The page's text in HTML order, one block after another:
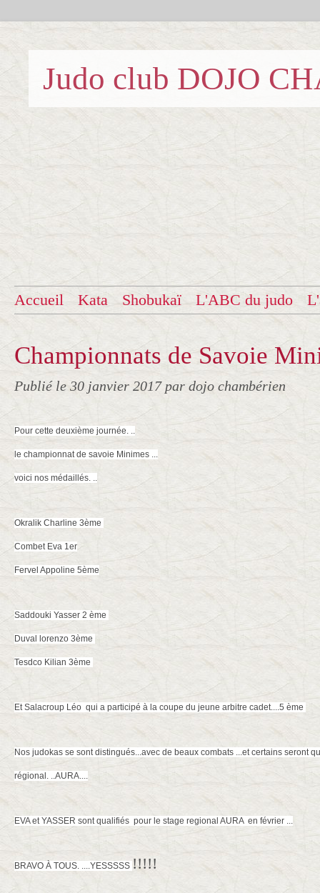
Judo club DOJO
Accueil Kata Shobukaï L'ABC du judo
Championnats de Savoie
Publié le 30 janvier 2017 par dojo chambérien
Pour cette deuxième journée. ..
le championnat de savoie Minimes ...
voici nos médaillés. ..
Okralik Charline 3ème
Combet Eva 1er
Fervel Appoline 5ème
Saddouki Yasser 2 ème
Duval lorenzo 3ème
Tesdco Kilian 3ème
Et Salacroup Léo qui a participé à la coupe du jeune arbitre cadet....5 ème
Nos judokas se sont distingués...avec de beaux combats ...et certains seront
régional. ..AURA....
EVA et YASSER sont qualifiés pour le stage regional AURA en février ...
BRAVO À TOUS. ....YESSSSS !!!!!